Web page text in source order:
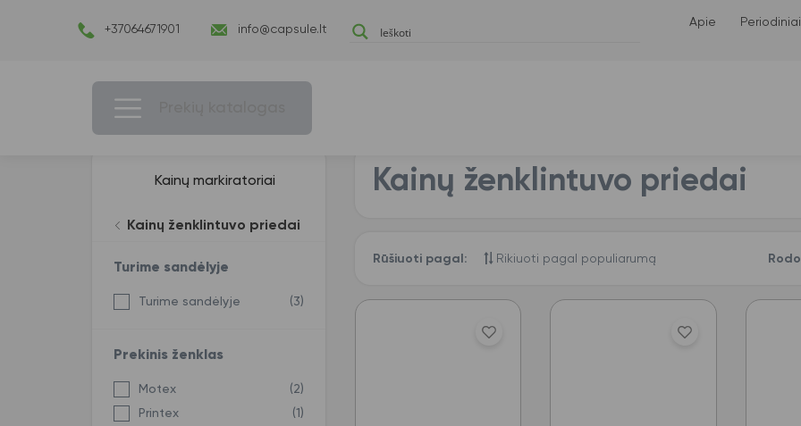
+37064671901 info@capsule.lt
Apie
Kainų markiratoriai
Kainų ženklintuvo priedai
Turime sandėlyje
Turime sandėlyje (3)
Prekinis ženklas
Motex
(2)
Printex
(1)
Kainų ženklintuvo priedai
Rūšiuoti pagal: